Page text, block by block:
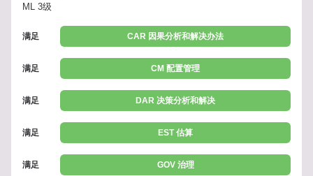
ML 3级
满足 CAR 因果分析和解决办法
满足 CM 配置管理
满足 DAR 决策分析和解决
满足 EST 估算
满足 GOV 治理